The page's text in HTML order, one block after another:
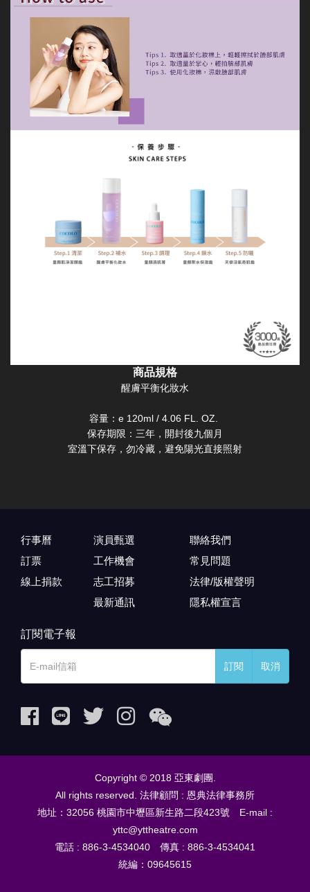
商品規格
醒膚平衡化妝水
容量：e 120ml / 4.06 FL. OZ.
保存期限：三年，開封後九個月
室溫下保存，勿冷藏，避免陽光直接照射
行事曆
訂票
線上捐款
演員甄選
工作機會
志工招募
最新通訊
聯絡我們
常見問題
法律/版權聲明
隱私權宣言
訂閱電子報
訂閱 取消
Copyright © 2018 亞東劇團.
All rights reserved. 法律顧問 : 恩典法律事務所
地址：32056 桃園市中壢區新生路二段423號 E-mail :
yttc@yttheatre.com
電話 : 886-3-4534040 傳真 : 886-3-4534041
統編：09645615